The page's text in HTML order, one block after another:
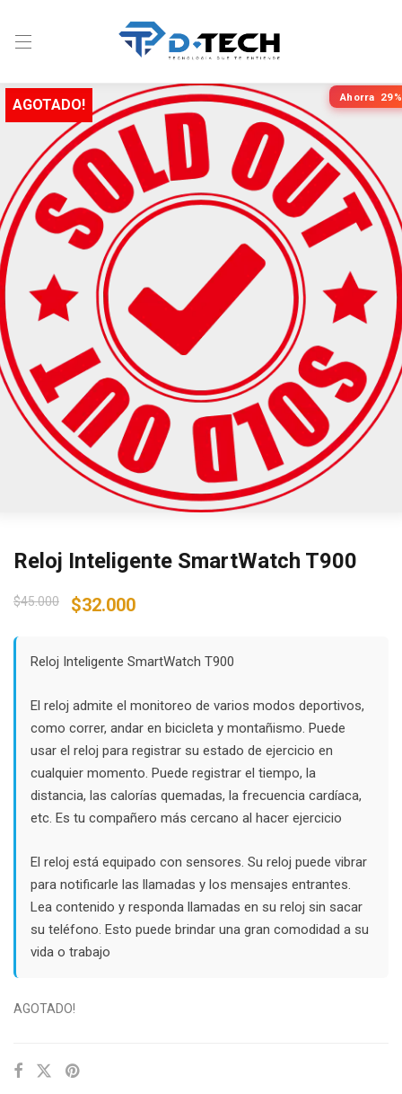
Ahorra 29%
AGOTADO!
Reloj Inteligente SmartWatch T900
$45.000
Original
$45.000.
$32.000Current
$32.000.
Reloj Inteligente SmartWatch T900
El reloj admite el monitoreo de varios modos deportivos,
como correr, andar en bicicleta y montañismo. Puede
usar el reloj para registrar su estado de ejercicio en
cualquier momento. Puede registrar el tiempo, la
distancia, las calorías quemadas, la frecuencia cardíaca,
etc. Es tu compañero más cercano al hacer ejercicio
El reloj está equipado con sensores. Su reloj puede vibrar
para notificarle las llamadas y los mensajes entrantes.
Lea contenido y responda llamadas en su reloj sin sacar
su teléfono. Esto puede brindar una gran comodidad a su
vida o trabajo
AGOTADO!